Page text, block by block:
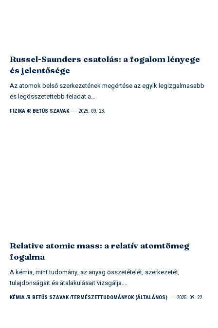
Russel-Saunders csatolás: a fogalom lényege
és jelentősége
Az atomok belső szerkezetének megértése az egyik legizgalmasabb
és legösszetettebb feladat a…
FIZIKA R BETŰS SZAVAK 2025. 09. 23.
Relative atomic mass: a relatív atomtömeg
fogalma
A kémia, mint tudomány, az anyag összetételét, szerkezetét,
tulajdonságait és átalakulásait vizsgálja.…
KÉMIA R BETŰS SZAVAK TERMÉSZETTUDOMÁNYOK (ÁLTALÁNOS) 2025. 09. 22.